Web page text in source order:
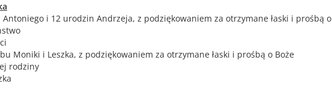
i 12 urodzin Andrzeja, z podziękowaniem za otrzymane łaski i prośbą o
Moniki i Leszka, z podziękowaniem za otrzymane łaski i prośbą o Boże
rodziny